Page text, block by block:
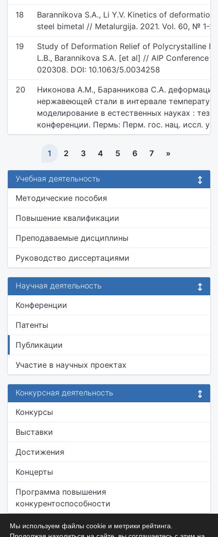
18
Barannikova S.A., Li Y.V. Kinetics of
steel bimetal // Metalurgija. 2021. Vol. 60, № 1-2.
19
Study of Deformation Relief of Polycrystalline
L.B., Barannikova S.A. [et al] // AIP Conference
020308. DOI: 10.1063/5.0034258
20
Никонова А.М., Баранникова С.А.
нержавеющей стали в интервале
моделирование в естественных науках :
конференции. Пермь: Перм. гос. нац. иссл.
1 2 3 4 5 6 7 »
Учебная деятельность
Методические пособия
Повышение квалификации
Преподаваемые дисциплины
Руководство диссертациями
Научная деятельность
Конференции
Патенты
Публикации
Участие в научных проектах
Конкурсная деятельность
Конкурсы
Выставки
Достижения
Концерты
Программа повышения
конкурентоспособности
Мы используем файлы cookie и метрики рейтинга.